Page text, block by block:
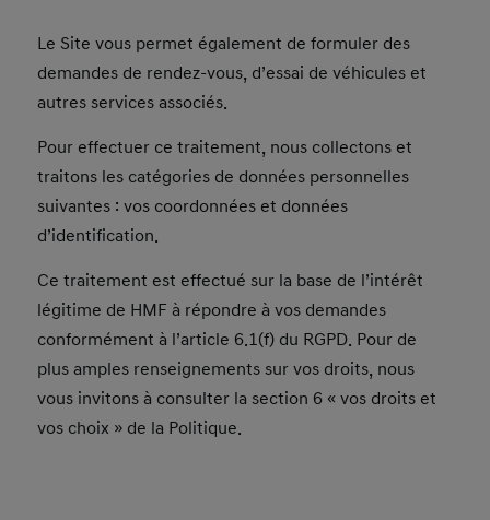
Le Site vous permet également de formuler des
demandes de rendez-vous, d’essai de véhicules et
autres services associés.
Pour effectuer ce traitement, nous collectons et
traitons les catégories de données personnelles
suivantes : vos coordonnées et données
d’identification.
Ce traitement est effectué sur la base de l’intérêt
légitime de HMF à répondre à vos demandes
conformément à l’article 6.1(f) du RGPD. Pour de
plus amples renseignements sur vos droits, nous
vous invitons à consulter la section 6 « vos droits et
vos choix » de la Politique.